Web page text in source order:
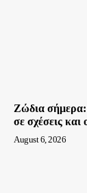
Ζώδια σήμερα:
σε σχέσεις και
August 6, 2026